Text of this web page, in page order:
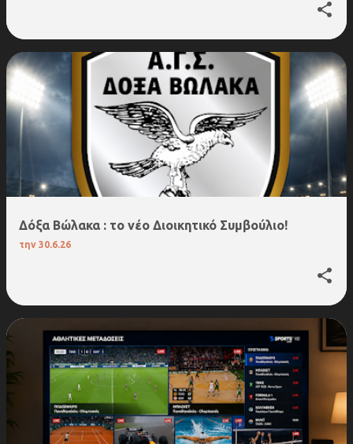
Δόξα Βώλακα : το νέο Διοικητικό Συμβούλιο!
την 30.6.26